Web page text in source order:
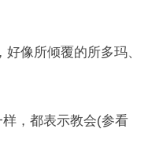
像所倾覆的所多玛、
样，都表示教会(参看